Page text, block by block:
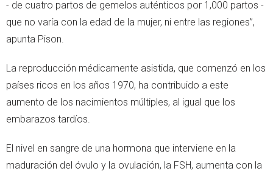
- de cuatro partos de gemelos auténticos por 1,000 partos -
que no varía con la edad de la mujer, ni entre las regiones”,
apunta Pison.
La reproducción médicamente asistida, que comenzó en los
países ricos en los años 1970, ha contribuido a este
aumento de los nacimientos múltiples, al igual que los
embarazos tardíos.
El nivel en sangre de una hormona que interviene en la
maduración del óvulo y la ovulación, la FSH, aumenta con la